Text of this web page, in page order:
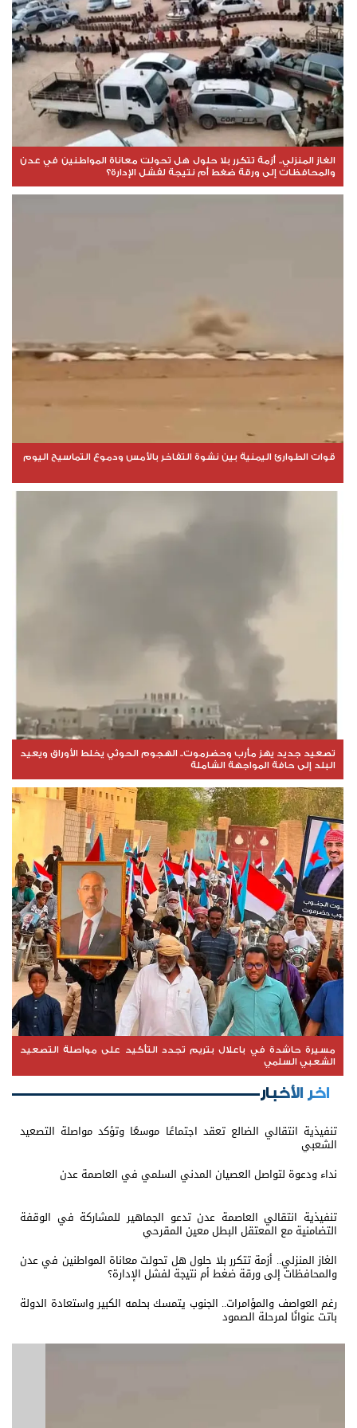
الغاز المنزلي.. أزمة تتكرر بلا حلول هل تحولت معاناة المواطنين في عدن
والمحافظات إلى ورقة ضغط أم نتيجة لفشل الإدارة؟
قوات الطوارئ اليمنية بين نشوة التفاخر بالأمس ودموع التماسيح اليوم
تصعيد جديد يهز مأرب وحضرموت.. الهجوم الحوثي يخلط الأوراق ويعيد
البلد إلى حافة المواجهة الشاملة
مسيرة حاشدة في باعلال بتريم تجدد التأكيد على مواصلة التصعيد
الشعبي السلمي
اخر الأخبار
تنفيذية انتقالي الضالع تعقد اجتماعًا موسعًا وتؤكد مواصلة التصعيد
الشعبي
نداء ودعوة لتواصل العصيان المدني السلمي في العاصمة عدن
تنفيذية انتقالي العاصمة عدن تدعو الجماهير للمشاركة في الوقفة
التضامنية مع المعتقل البطل معين المقرحي
الغاز المنزلي.. أزمة تتكرر بلا حلول هل تحولت معاناة المواطنين في عدن
والمحافظات إلى ورقة ضغط أم نتيجة لفشل الإدارة؟
رغم العواصف والمؤامرات.. الجنوب يتمسك بحلمه الكبير واستعادة الدولة
باتت عنوانًا لمرحلة الصمود